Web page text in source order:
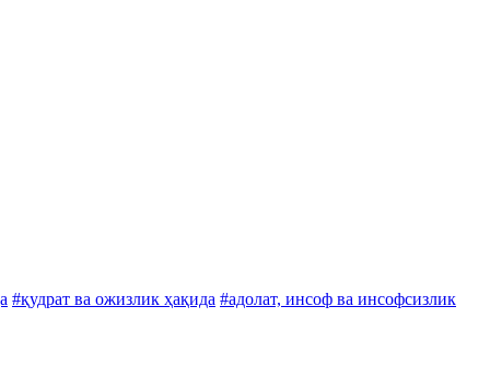
#қудрат ва ожизлик ҳақида #адолат, инсоф ва инсофсизлик